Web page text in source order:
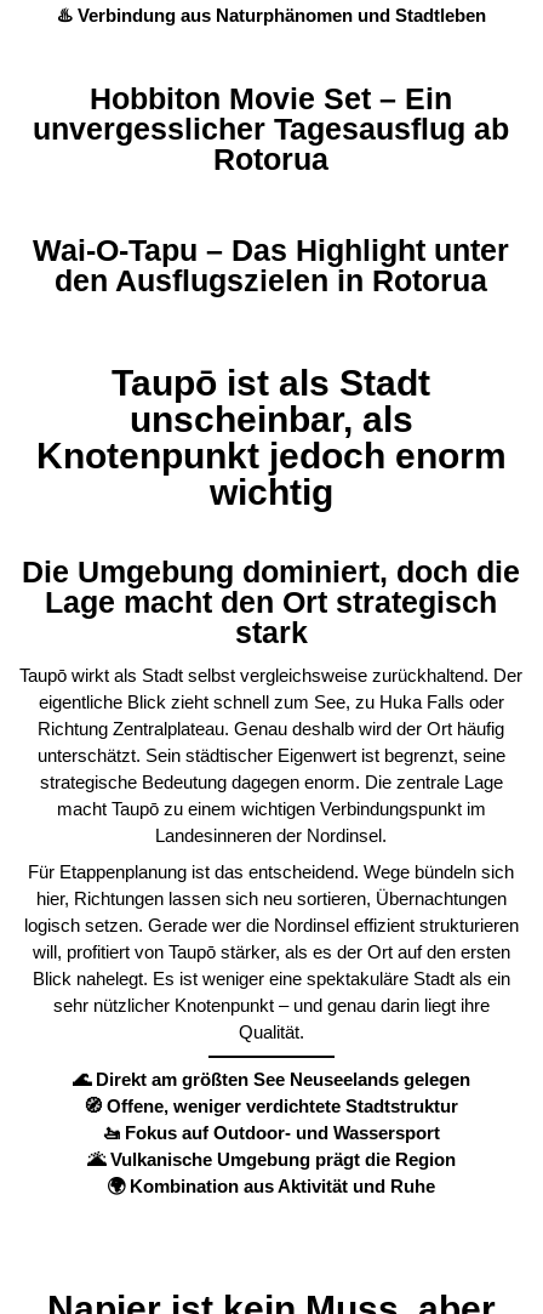
♨️ Verbindung aus Naturphänomen und Stadtleben
Hobbiton Movie Set – Ein
unvergesslicher Tagesausflug ab
Rotorua
Wai-O-Tapu – Das Highlight unter
den Ausflugszielen in Rotorua
Taupō ist als Stadt
unscheinbar, als
Knotenpunkt jedoch enorm
wichtig
Die Umgebung dominiert, doch die
Lage macht den Ort strategisch
stark
Taupō wirkt als Stadt selbst vergleichsweise zurückhaltend. Der
eigentliche Blick zieht schnell zum See, zu Huka Falls oder
Richtung Zentralplateau. Genau deshalb wird der Ort häufig
unterschätzt. Sein städtischer Eigenwert ist begrenzt, seine
strategische Bedeutung dagegen enorm. Die zentrale Lage
macht Taupō zu einem wichtigen Verbindungspunkt im
Landesinneren der Nordinsel.
Für Etappenplanung ist das entscheidend. Wege bündeln sich
hier, Richtungen lassen sich neu sortieren, Übernachtungen
logisch setzen. Gerade wer die Nordinsel effizient strukturieren
will, profitiert von Taupō stärker, als es der Ort auf den ersten
Blick nahelegt. Es ist weniger eine spektakuläre Stadt als ein
sehr nützlicher Knotenpunkt – und genau darin liegt ihre
Qualität.
🌊 Direkt am größten See Neuseelands gelegen
🧭 Offene, weniger verdichtete Stadtstruktur
🚤 Fokus auf Outdoor- und Wassersport
🌋 Vulkanische Umgebung prägt die Region
🌍 Kombination aus Aktivität und Ruhe